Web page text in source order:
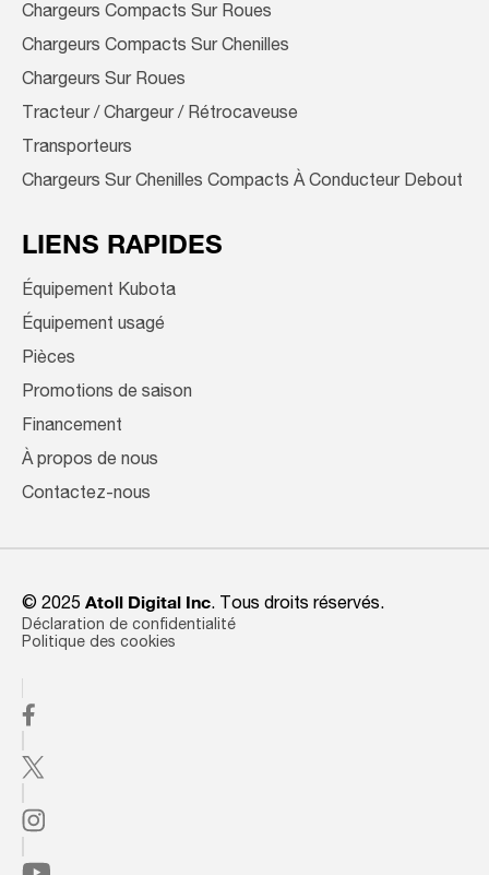
Chargeurs Compacts Sur Roues
Chargeurs Compacts Sur Chenilles
Chargeurs Sur Roues
Tracteur / Chargeur / Rétrocaveuse
Transporteurs
Chargeurs Sur Chenilles Compacts À Conducteur Debout
LIENS RAPIDES
Équipement Kubota
Équipement usagé
Pièces
Promotions de saison
Financement
À propos de nous
Contactez-nous
© 2025 Atoll Digital Inc. Tous droits réservés.
Déclaration de confidentialité
Politique des cookies